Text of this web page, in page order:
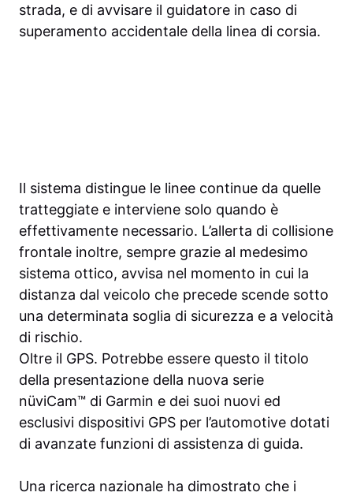
strada, e di avvisare il guidatore in caso di
superamento accidentale della linea di corsia.
Il sistema distingue le linee continue da quelle
tratteggiate e interviene solo quando è
effettivamente necessario. L’allerta di collisione
frontale inoltre, sempre grazie al medesimo
sistema ottico, avvisa nel momento in cui la
distanza dal veicolo che precede scende sotto
una determinata soglia di sicurezza e a velocità
di rischio.
Oltre il GPS. Potrebbe essere questo il titolo
della presentazione della nuova serie
nüviCam™ di Garmin e dei suoi nuovi ed
esclusivi dispositivi GPS per l’automotive dotati
di avanzate funzioni di assistenza di guida.
Una ricerca nazionale ha dimostrato che i